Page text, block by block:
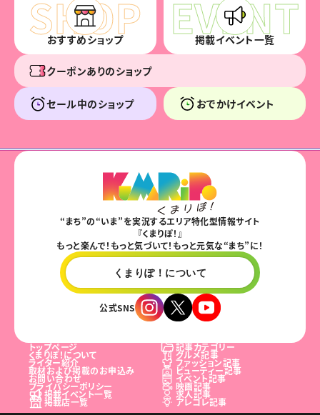
おすすめショップ 掲載イベント一覧
クーポンありのショップ
セール中のショップ おでかけイベント
“まち”の“いま”を実況するエリア特化型情報サイト
『くまりぽ！』
もっと楽んで！もっと気づいて！もっと元気な“まち”に！
くまりぽ！について
公式SNS
トップページ 記事カテゴリー
くまりぽ！について グルメ記事
ライター紹介 ファッション記事
取材および掲載のお申込み ビューティー記事
お問い合わせ イベント記事
プライバシーポリシー 映画記事
掲載イベント一覧 求人記事
掲載店一覧 アレコレ記事